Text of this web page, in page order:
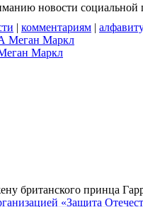
новости
| комментариям |
Маркл
британского принца